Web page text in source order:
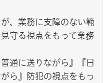
、業務に支障のない範
守る視点をもって業務
通に送りながら』『日
ら』防犯の視点をもっ